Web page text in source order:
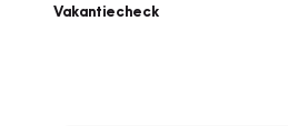
Vakantiecheck